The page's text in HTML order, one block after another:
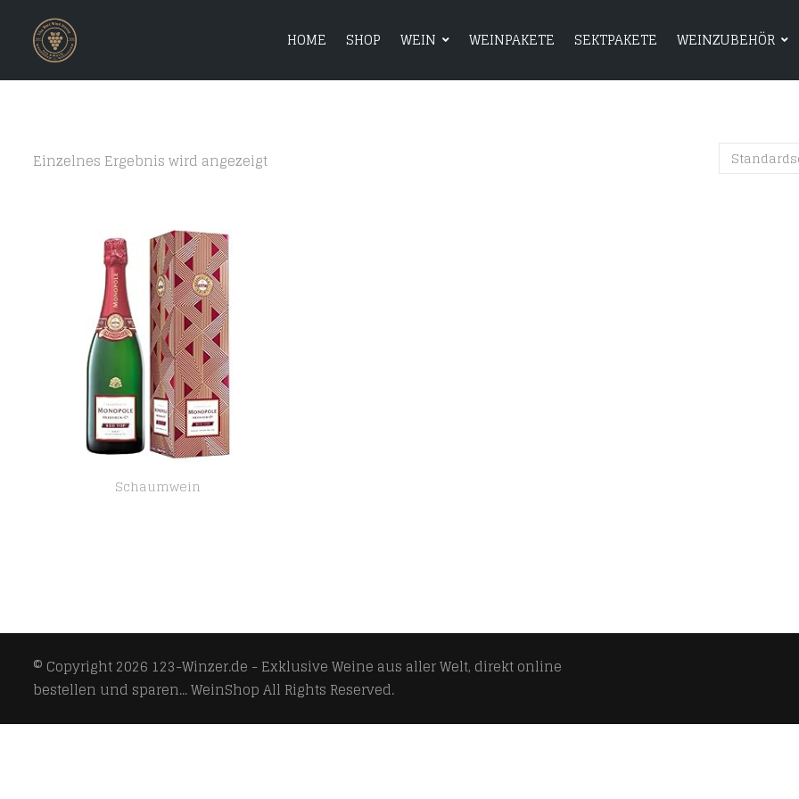
HOME SHOP WEIN WEINPAKETE SEKTPAKETE WEINZUBEHÖR
HOME SHOP WEIN WEINPAKETE
Einzelnes Ergebnis wird angezeigt
Schaumwein
© Copyright 2026 123-Winzer.de - Exklusive Weine aus aller Welt, direkt online
bestellen und sparen... WeinShopAll Rights Reserved.